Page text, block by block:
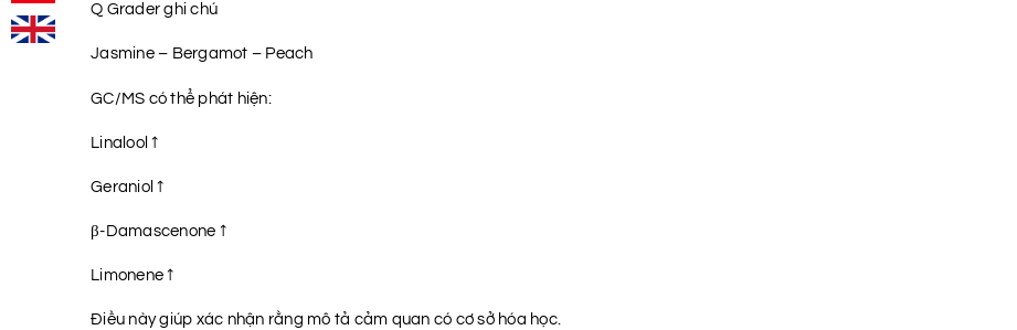
Q Grader ghi chú
Jasmine – Bergamot – Peach
GC/MS có thể phát hiện:
Linalool ↑
Geraniol ↑
β-Damascenone ↑
Limonene ↑
Điều này giúp xác nhận rằng mô tả cảm quan có cơ sở hóa học.